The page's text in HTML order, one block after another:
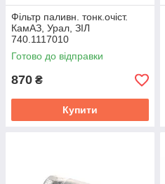
Фільтр паливн. тонк.очіст.
КамАЗ, Урал, ЗІЛ
740.1117010
Готово до відправки
870 ₴
Купити